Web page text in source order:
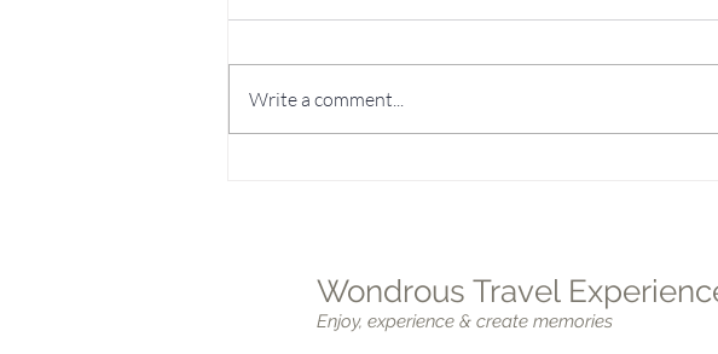
Write a comment...
Wondrous Travel
Enjoy, experience & create memories